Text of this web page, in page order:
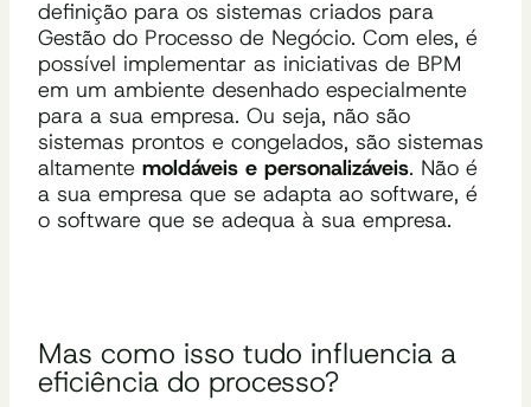
definição para os sistemas criados para
Gestão do Processo de Negócio. Com eles, é
possível implementar as iniciativas de BPM
em um ambiente desenhado especialmente
para a sua empresa. Ou seja, não são
sistemas prontos e congelados, são sistemas
altamente moldáveis e personalizáveis. Não é
a sua empresa que se adapta ao software, é
o software que se adequa à sua empresa.
Mas como isso tudo influencia a
eficiência do processo?